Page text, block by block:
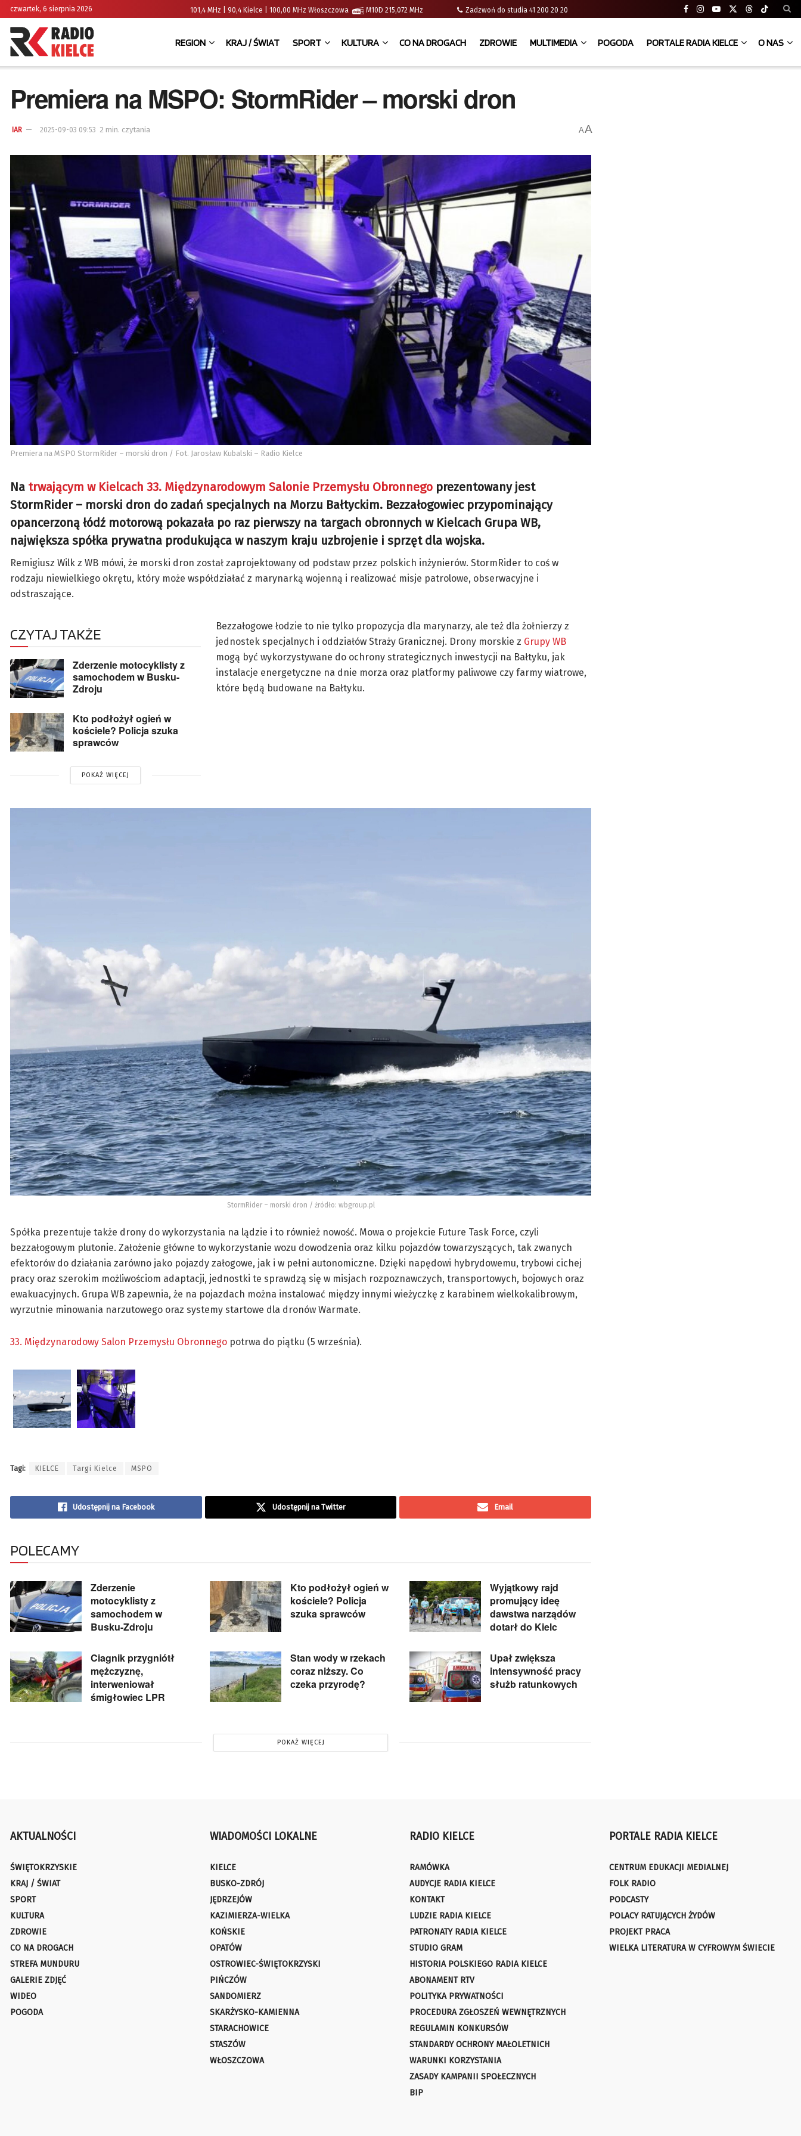
czwartek, 6 sierpnia 2026 101,4 MHz | 90,4 Kielce | 100,00 MHz Włoszczowa M10D 215,072 MHz Zadzwoń do studia 41 200 20 20
REGION KRAJ / ŚWIAT SPORT KULTURA CO NA DROGACH ZDROWIE MULTIMEDIA POGODA PORTALE RADIA KIELCE O NAS
Premiera na MSPO: StormRider – morski dron
IAR 2025-09-03 09:53 2 min. czytania AA
Premiera na MSPO StormRider – morski dron / Fot. Jarosław Kubalski – Radio Kielce
Na trwającym w Kielcach 33. Międzynarodowym Salonie Przemysłu Obronnego prezentowany jest
StormRider – morski dron do zadań specjalnych na Morzu Bałtyckim. Bezzałogowiec przypominający
opancerzoną łódź motorową pokazała po raz pierwszy na targach obronnych w Kielcach Grupa WB,
największa spółka prywatna produkująca w naszym kraju uzbrojenie i sprzęt dla wojska.
Remigiusz Wilk z WB mówi, że morski dron został zaprojektowany od podstaw przez polskich inżynierów. StormRider to coś w
rodzaju niewielkiego okrętu, który może współdziałać z marynarką wojenną i realizować misje patrolowe, obserwacyjne i
odstraszające.
CZYTAJ TAKŻE
Zderzenie motocyklisty z
samochodem w Busku-
Zdroju
Kto podłożył ogień w
kościele? Policja szuka
sprawców
POKAŻ WIĘCEJ
Bezzałogowe łodzie to nie tylko propozycja dla marynarzy, ale też dla żołnierzy z
jednostek specjalnych i oddziałów Straży Granicznej. Drony morskie z Grupy WB
mogą być wykorzystywane do ochrony strategicznych inwestycji na Bałtyku, jak
instalacje energetyczne na dnie morza oraz platformy paliwowe czy farmy wiatrowe,
które będą budowane na Bałtyku.
StormRider – morski dron / źródło: wbgroup.pl
Spółka prezentuje także drony do wykorzystania na lądzie i to również nowość. Mowa o projekcie Future Task Force, czyli
bezzałogowym plutonie. Założenie główne to wykorzystanie wozu dowodzenia oraz kilku pojazdów towarzyszących, tak zwanych
efektorów do działania zarówno jako pojazdy załogowe, jak i w pełni autonomiczne. Dzięki napędowi hybrydowemu, trybowi cichej
pracy oraz szerokim możliwościom adaptacji, jednostki te sprawdzą się w misjach rozpoznawczych, transportowych, bojowych oraz
ewakuacyjnych. Grupa WB zapewnia, że na pojazdach można instalować między innymi wieżyczkę z karabinem wielkokalibrowym,
wyrzutnie minowania narzutowego oraz systemy startowe dla dronów Warmate.
33. Międzynarodowy Salon Przemysłu Obronnego potrwa do piątku (5 września).
Tagi: KIELCE Targi Kielce MSPO
Udostępnij na Facebook Udostępnij na Twitter Email
POLECAMY
Zderzenie
motocyklisty z
samochodem w
Busku-Zdroju
Kto podłożył ogień w
kościele? Policja
szuka sprawców
Wyjątkowy rajd
promujący ideę
dawstwa narządów
dotarł do Kielc
Ciagnik przygniótł
mężczyznę,
interweniował
śmigłowiec LPR
Stan wody w rzekach
coraz niższy. Co
czeka przyrodę?
Upał zwiększa
intensywność pracy
służb ratunkowych
POKAŻ WIĘCEJ
AKTUALNOŚCI
ŚWIĘTOKRZYSKIE
KRAJ / ŚWIAT
SPORT
KULTURA
ZDROWIE
CO NA DROGACH
STREFA MUNDURU
GALERIE ZDJĘĆ
WIDEO
POGODA
WIADOMOŚCI LOKALNE
KIELCE
BUSKO-ZDRÓJ
JĘDRZEJÓW
KAZIMIERZA-WIELKA
KOŃSKIE
OPATÓW
OSTROWIEC-ŚWIĘTOKRZYSKI
PIŃCZÓW
SANDOMIERZ
SKARŻYSKO-KAMIENNA
STARACHOWICE
STASZÓW
WŁOSZCZOWA
RADIO KIELCE
RAMÓWKA
AUDYCJE RADIA KIELCE
KONTAKT
LUDZIE RADIA KIELCE
PATRONATY RADIA KIELCE
STUDIO GRAM
HISTORIA POLSKIEGO RADIA KIELCE
ABONAMENT RTV
POLITYKA PRYWATNOŚCI
PROCEDURA ZGŁOSZEŃ WEWNĘTRZNYCH
REGULAMIN KONKURSÓW
STANDARDY OCHRONY MAŁOLETNICH
WARUNKI KORZYSTANIA
ZASADY KAMPANII SPOŁECZNYCH
BIP
PORTALE RADIA KIELCE
CENTRUM EDUKACJI MEDIALNEJ
FOLK RADIO
PODCASTY
POLACY RATUJĄCYCH ŻYDÓW
PROJEKT PRACA
WIELKA LITERATURA W CYFROWYM ŚWIECIE